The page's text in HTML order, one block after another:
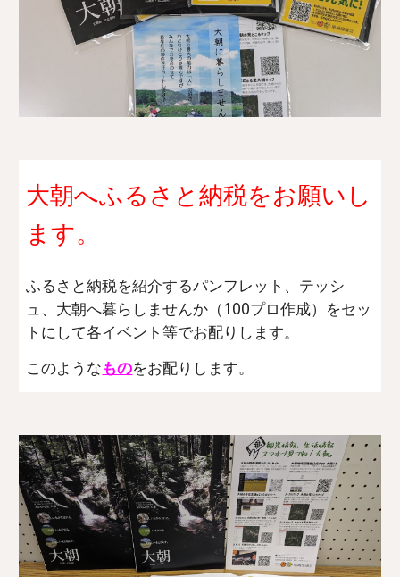
大朝へふるさと納税をお願いし
ます。
ふるさと納税を紹介するパンフレット、テッシ
ュ、大朝へ暮らしませんか（100プロ作成）をセッ
トにして各イベント等でお配りします。
このような ものをお配りします。